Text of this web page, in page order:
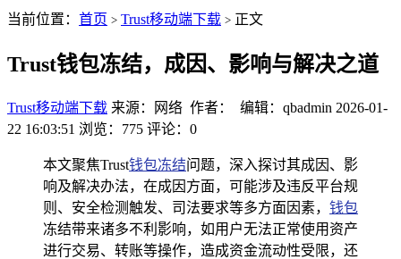
当前位置： 首页 > Trust移动端下载 > 正文
Trust钱包冻结，成因、影响与解决之道
Trust移动端下载 来源：网络 作者： 编辑：qbadmin 2026-01-
22 16:03:51 浏览：775 评论：0
本文聚焦Trust钱包冻结问题，深入探讨其成因、影
响及解决办法，在成因方面，可能涉及违反平台规
则、安全检测触发、司法要求等多方面因素， 钱包
冻结带来诸多不利影响，如用户无法正常使用资产
进行交易、转账等操作，造成资金流动性受限，还